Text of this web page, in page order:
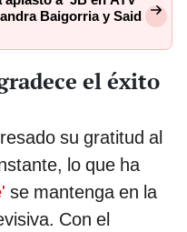
Baigorria y Said
el éxito
su gratitud al
lo que ha
se mantenga en la
Con el